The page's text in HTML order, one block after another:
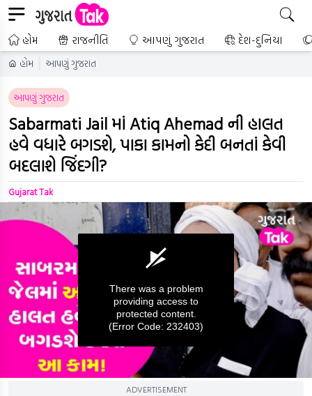
હોમ રાજનીતિ આપણું ગુજરાત દેશ-દુનિયા
હોમ આપણું ગુજરાત
આપણું ગુજરાત
Sabarmati Jail માં Atiq Ahemad ની હાલત
હવે વધારે બગડશે, પાકા કામનો કેદી બનતાં કેવી
બદલાશે જિંદગી?
Gujarat Tak
There was a problem
providing access to
protected content.
(Error Code: 232403)
ADVERTISEMENT